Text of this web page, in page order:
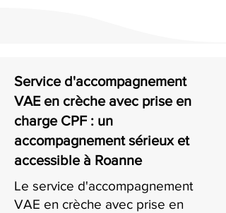
Service d'accompagnement
VAE en crèche avec prise en
charge CPF : un
accompagnement sérieux et
accessible à Roanne
Le service d'accompagnement
VAE en crèche avec prise en